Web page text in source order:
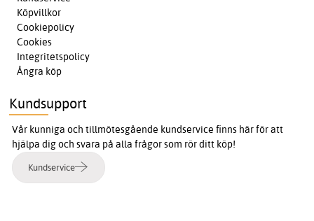
Köpvillkor
Cookiepolicy
Cookies
Integritetspolicy
Ångra köp
Kundsupport
Vår kunniga och tillmötesgående kundservice finns här för att
hjälpa dig och svara på alla frågor som rör ditt köp!
Kundservice